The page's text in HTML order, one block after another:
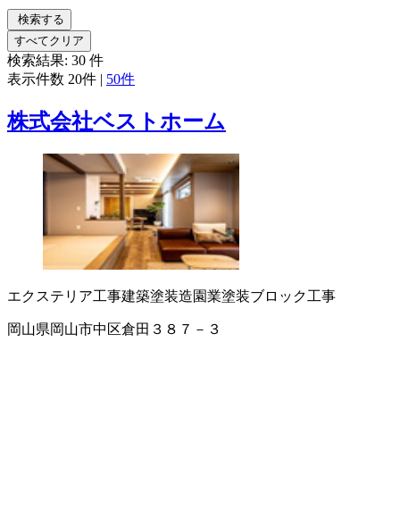
検索する
すべてクリア
検索結果: 30 件
表示件数 20件 | 50件
株式会社ベストホーム
エクステリア工事建築塗装造園業塗装ブロック工事
岡山県岡山市中区倉田３８７－３